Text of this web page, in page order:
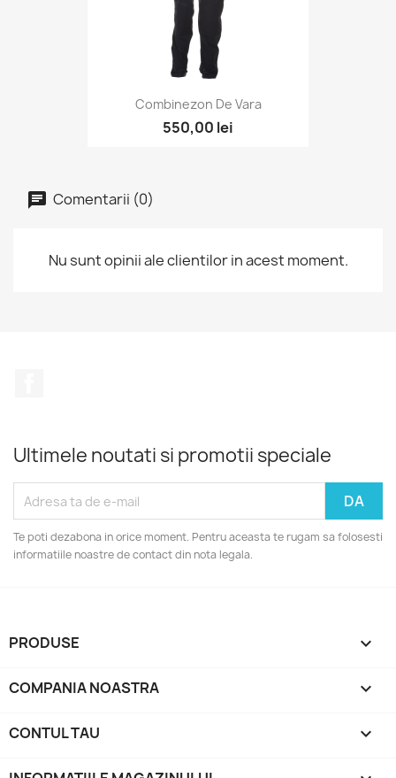
Combinezon De Vara
550,00 lei
Comentarii (0)
Nu sunt opinii ale clientilor in acest moment.
Ultimele noutati si promotii speciale
Te poti dezabona in orice moment. Pentru aceasta te rugam sa folosesti
informatiile noastre de contact din nota legala.
PRODUSE 
COMPANIA NOASTRA 
CONTUL TAU 